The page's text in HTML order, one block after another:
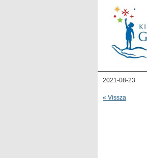
2021-08-23
« Vissza